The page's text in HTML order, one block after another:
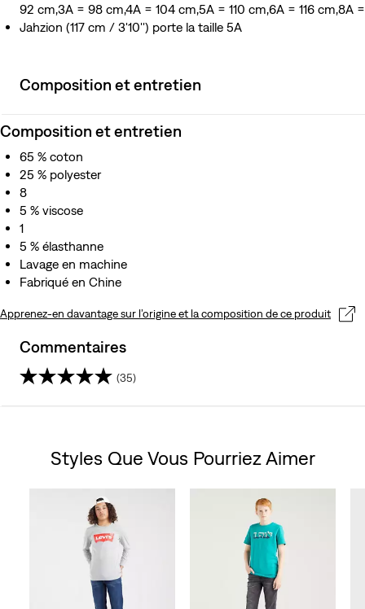
92 cm,3A = 98 cm,4A = 104 cm,5A = 110 cm,6A = 116 cm,8A
Jahzion (117 cm / 3'10'') porte la taille 5A
Composition et entretien
Composition et entretien
65 % coton
25 % polyester
8
5 % viscose
1
5 % élasthanne
Lavage en machine
Fabriqué en Chine
Apprenez-en davantage sur l’origine et la composition de ce produit
Commentaires
(35)
étoiles.
Styles Que Vous Pourriez Aimer